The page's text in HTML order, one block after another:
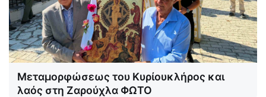
Μεταμορφώσεως του Κυρίουκλήρος και
λαός στη Ζαρούχλα ΦΩΤΟ